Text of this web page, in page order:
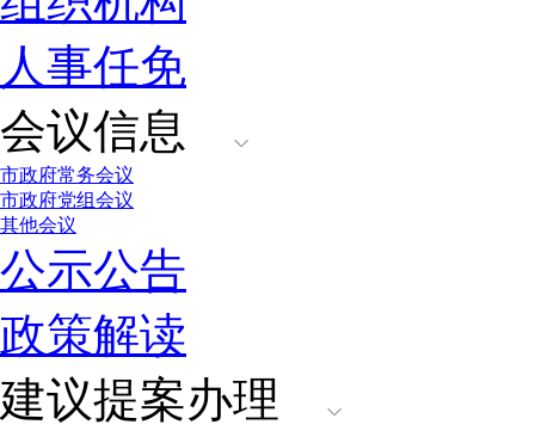
人事任免
会议信息
市政府常务会议
市政府党组会议
其他会议
公示公告
政策解读
建议提案办理